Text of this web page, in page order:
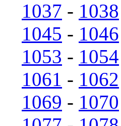
1037 - 1038
1045 - 1046
1053 - 1054
1061 - 1062
1069 - 1070